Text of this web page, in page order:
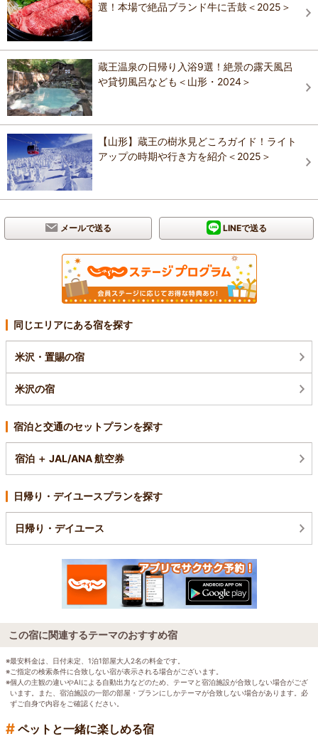
選！本場で絶品ブランド牛に舌鼓＜2025＞
蔵王温泉の日帰り入浴9選！絶景の露天風呂
や貸切風呂なども＜山形・2024＞
【山形】蔵王の樹氷見どころガイド！ライト
アップの時期や行き方を紹介＜2025＞
メールで送る LINEで送る
同じエリアにある宿を探す
米沢・置賜の宿
米沢の宿
宿泊と交通のセットプランを探す
宿泊 ＋ JAL/ANA 航空券
日帰り・デイユースプランを探す
日帰り・デイユース
この宿に関連するテーマのおすすめ宿
※最安料金は、日付未定、1泊1部屋大人2名の料金です。
※ご指定の検索条件に合致しない宿が表示される場合がございます。
※個人の主観の違いやAIによる自動出力などのため、テーマと宿泊施設が合致しない場合がござ
います。また、宿泊施設の一部の部屋・プランにしかテーマが合致しない場合があります。必
ずご自身で内容をご確認ください。
# ペットと一緒に楽しめる宿